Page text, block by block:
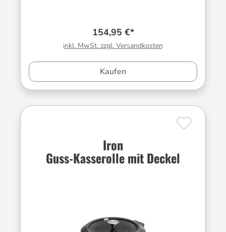
154,95 €*
inkl. MwSt. zzgl. Versandkosten
Kaufen
Iron
Guss-Kasserolle mit Deckel